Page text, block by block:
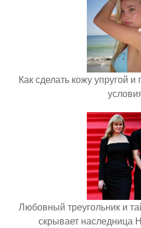
Как сделать кожу упругой
Любовный треугольник и
скрывает наследница